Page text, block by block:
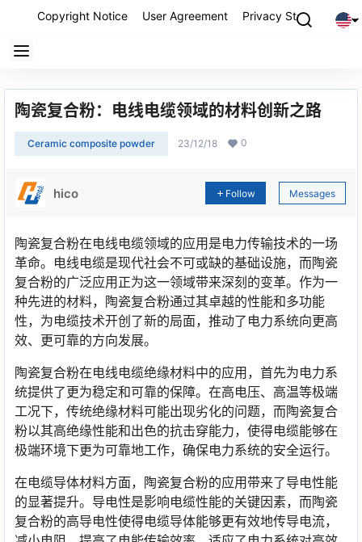
Copyright Notice User Agreement Privacy Statement
陶瓷复合粉：电线电缆领域的材料创新之路
Ceramic composite powder 23/12/18 0
hico Follow Messages
陶瓷复合粉在电线电缆领域的应用是电力传输技术的一场
革命。电线电缆是现代社会不可或缺的基础设施，而陶瓷
复合粉的广泛应用正为这一领域带来深刻的变革。作为一
种先进的材料，陶瓷复合粉通过其卓越的性能和多功能
性，为电缆技术开创了新的局面，推动了电力系统向更高
效、更可靠的方向发展。
陶瓷复合粉在电线电缆绝缘材料中的应用，首先为电力系
统提供了更为稳定和可靠的保障。在高电压、高温等极端
工况下，传统绝缘材料可能出现劣化的问题，而陶瓷复合
粉以其高绝缘性能和出色的抗击穿能力，使得电缆能够在
极端环境下更为可靠地工作，确保电力系统的安全运行。
在电缆导体材料方面，陶瓷复合粉的应用带来了导电性能
的显著提升。导电性是影响电缆性能的关键因素，而陶瓷
复合粉的高导电性使得电缆导体能够更有效地传导电流，